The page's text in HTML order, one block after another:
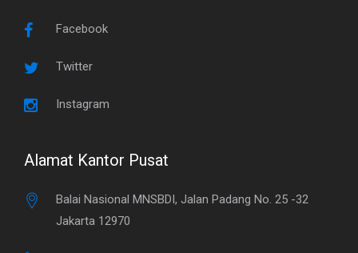
Facebook
Twitter
Instagram
Alamat Kantor Pusat
Balai Nasional MNSBDI, Jalan Padang No. 25 -32
Jakarta 12970